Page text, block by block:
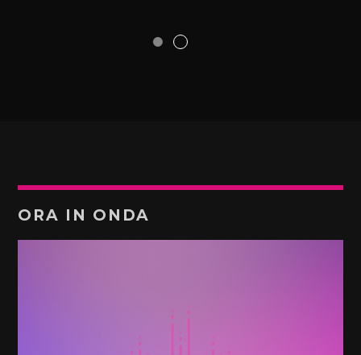
ORA IN ONDA